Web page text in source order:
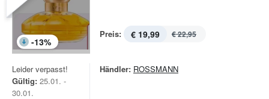
-13%
Preis: € 19,99 € 22,95
Leider verpasst!
Gültig: 25.01. -
30.01.
Händler: ROSSMANN